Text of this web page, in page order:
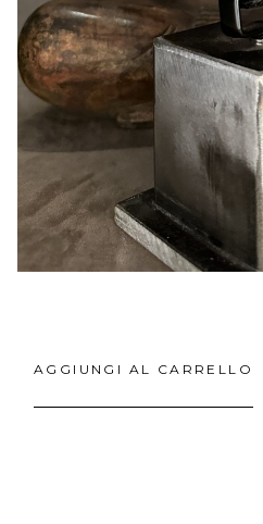
AGGIUNGI AL CARRELLO